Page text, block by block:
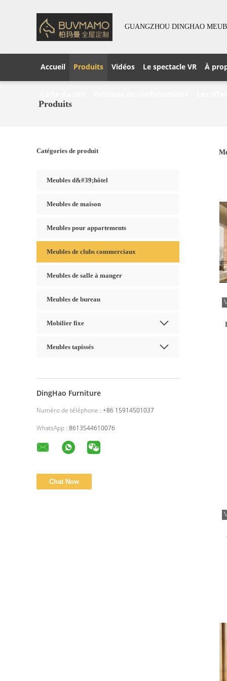
GUANGZHOU DINGHAO
Accueil Produits Vidéos Le spectacle VR À
Produits
Catégories de produit
Meubles d&#39;hôtel
Meubles de maison
Meubles pour appartements
Meubles de clubs commerciaux
Meubles de salle à manger
Meubles de bureau
Mobilier fixe
Meubles tapissés
DingHao Furniture
Numéro de téléphone : +86 15914501037
WhatsApp : 8613544610076